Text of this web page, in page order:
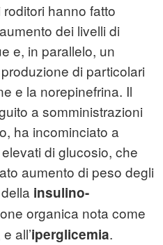
hanno fatto
dei livelli di
e, in parallelo, un
di particolari
e la norepinefrina. Il
a somministrazioni
ha incominciato a
di glucosio, che
aumento di peso degli
insulino-
organica nota come
all’iperglicemia.